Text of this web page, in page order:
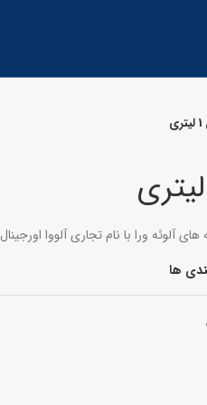
آلوئه ورا با نام تجاری آلووا اورجینال
ها